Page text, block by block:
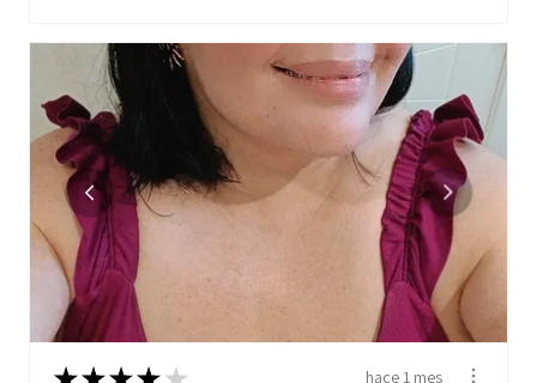
hace 1 mes